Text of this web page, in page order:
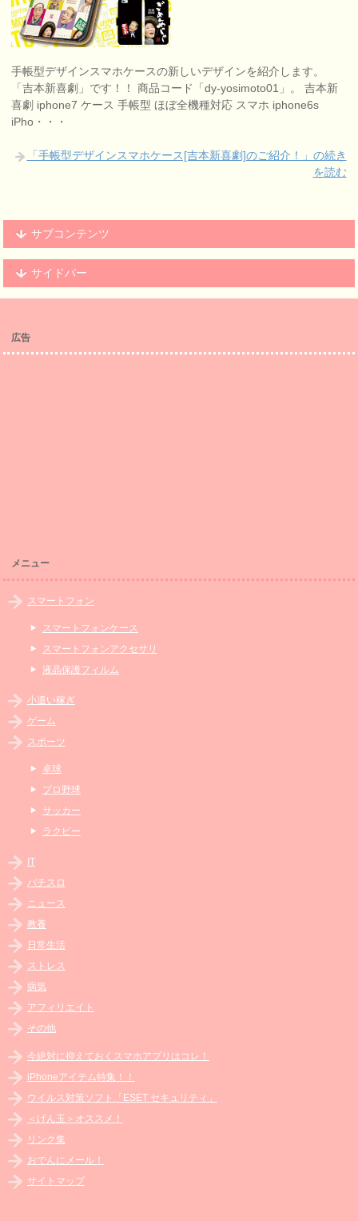
手帳型デザインスマホケースの新しいデザインを紹介します。
「吉本新喜劇」です！！ 商品コード「dy-yosimoto01」。 吉本新
喜劇 iphone7 ケース 手帳型 ほぼ全機種対応 スマホ iphone6s
iPho・・・
「手帳型デザインスマホケース[吉本新喜劇]のご紹介！」の続き
を読む
サブコンテンツ
サイドバー
広告
メニュー
スマートフォン
スマートフォンケース
スマートフォンアクセサリ
液晶保護フィルム
小遣い稼ぎ
ゲーム
スポーツ
卓球
プロ野球
サッカー
ラクビー
IT
パチスロ
ニュース
教養
日常生活
ストレス
病気
アフィリエイト
その他
今絶対に抑えておくスマホアプリはコレ！
iPhoneアイテム特集！！
ウイルス対策ソフト「ESET セキュリティ」
＜げん玉＞オススメ！
リンク集
おでんにメール！
サイトマップ